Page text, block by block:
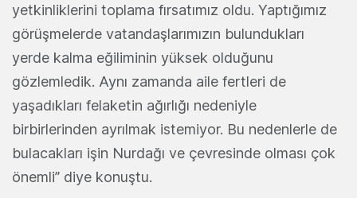
yetkinliklerini toplama fırsatımız oldu. Yaptığımız
görüşmelerde vatandaşlarımızın bulundukları
yerde kalma eğiliminin yüksek olduğunu
gözlemledik. Aynı zamanda aile fertleri de
yaşadıkları felaketin ağırlığı nedeniyle
birbirlerinden ayrılmak istemiyor. Bu nedenlerle de
bulacakları işin Nurdağı ve çevresinde olması çok
önemli” diye konuştu.